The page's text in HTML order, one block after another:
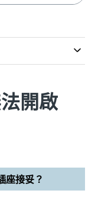
開啟
座接妥？